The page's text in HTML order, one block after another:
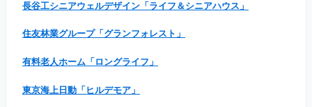
長谷工シニアウェルデザイン「ライフ＆シニアハウス」
住友林業グループ「グランフォレスト」
有料老人ホーム「ロングライフ」
東京海上日動「ヒルデモア」